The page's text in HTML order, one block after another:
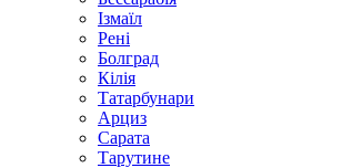
Ізмаїл
Рені
Болград
Кілія
Татарбунари
Арциз
Сарата
Тарутине